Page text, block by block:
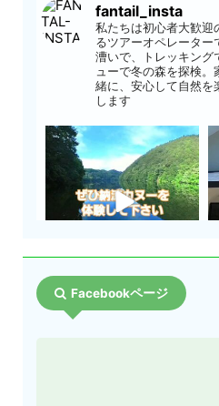
fantail_insta
私たちは初心者大歓迎
るツアーオペレーター
漕いで、トレッキング
ューで冬の森を探検
緒に、安心して自然を
します
Facebookページ